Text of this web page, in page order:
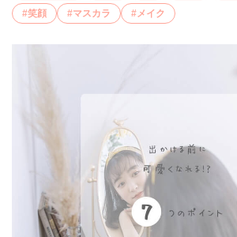
笑顔 マスカラ メイク